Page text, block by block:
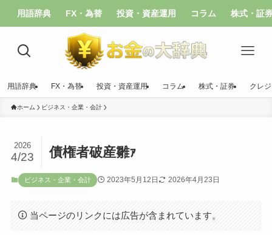
用語辞典 FX・為替 投資・資産運用 コラム 株式・証
用語辞典 FX・為替 投資・資産運用 コラム 株式・証券 クレ
ホーム ビジネス・企業・会計
債権者破産雛ｧ
2026
4/23
ビジネス・企業・会計 2023年5月12日 2026年4月23日
当ページのリンクには広告が含まれています。